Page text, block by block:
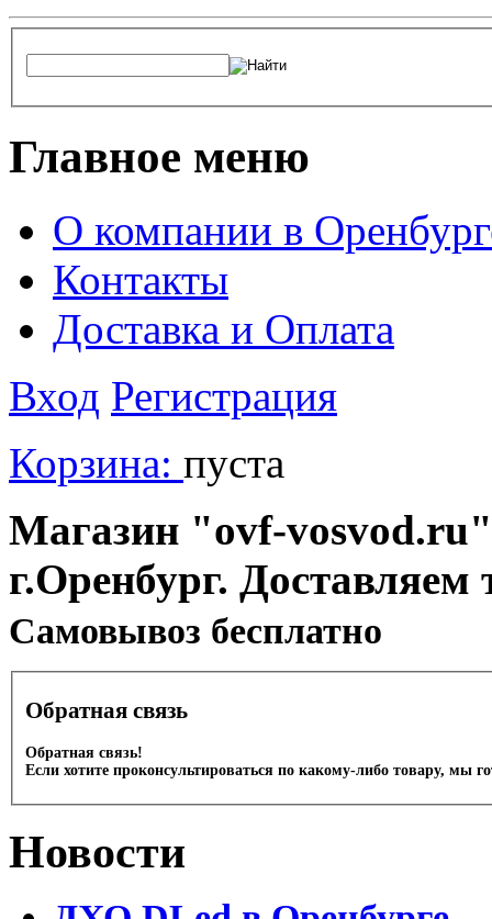
Главное меню
О компании в
Контакты
Доставка и Оплата
Вход Регистрация
Корзина: пуста
Магазин "ovf-vosvod.ru"
г.Оренбург.
Cамовывоз бесплатно
Обратная связь
Обратная связь!
Если хотите проконсультироваться по какому-либо товару, мы
Новости